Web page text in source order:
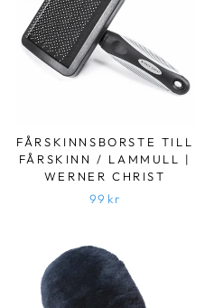
FÅRSKINNSBORSTE TILL
FÅRSKINN / LAMMULL |
WERNER CHRIST
99 kr